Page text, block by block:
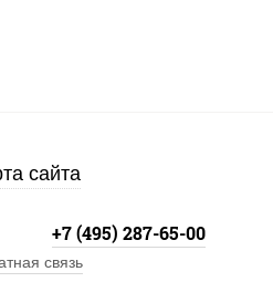
сайта
+7 (495) 287-65-00
связь